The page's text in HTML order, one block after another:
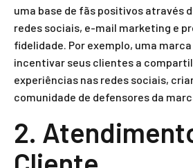
uma base de fãs positivos através
redes sociais, e-mail marketing e
fidelidade. Por exemplo, uma
incentivar seus clientes a
experiências nas redes sociais,
comunidade de defensores da
2.